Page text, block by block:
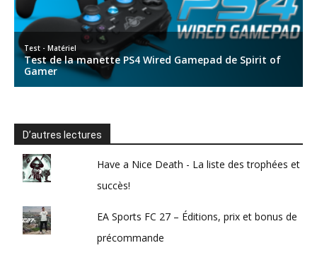
D’autres lectures
Have a Nice Death - La liste des trophées et
succès!
EA Sports FC 27 – Éditions, prix et bonus de
précommande